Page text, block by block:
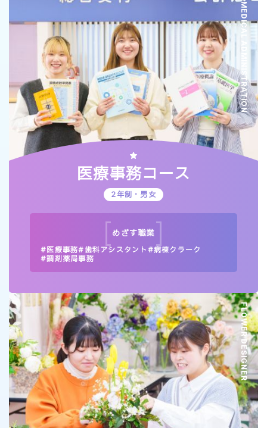
MEDICAL ADMINISTRATION
医療事務コース
2年制・男女
めざす職業
医療事務 歯科アシスタント
病棟クラーク
調剤薬局事務
FLOWER DESIGNER